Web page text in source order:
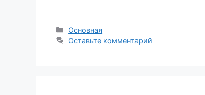
Рубрики
Основная
Оставьте комментарий